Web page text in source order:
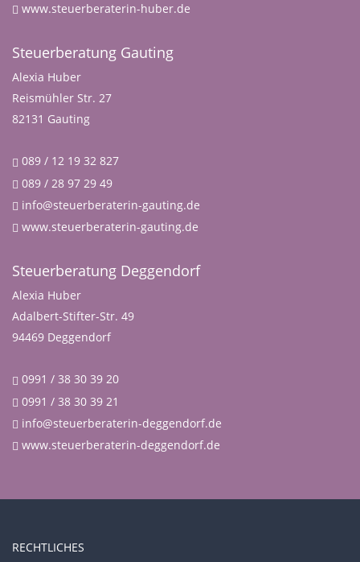
www.steuerberaterin-huber.de
Steuerberatung Gauting
Alexia Huber
Reismühler Str. 27
82131 Gauting
089 / 12 19 32 827
089 / 28 97 29 49
info@steuerberaterin-gauting.de
www.steuerberaterin-gauting.de
Steuerberatung Deggendorf
Alexia Huber
Adalbert-Stifter-Str. 49
94469 Deggendorf
0991 / 38 30 39 20
0991 / 38 30 39 21
info@steuerberaterin-deggendorf.de
www.steuerberaterin-deggendorf.de
RECHTLICHES